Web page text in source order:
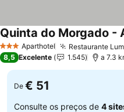
3 EstrelasAparthotel Restaurante
8,5 Excelente 1.545 a 7.3
De € 51
Consulte os preços de 4